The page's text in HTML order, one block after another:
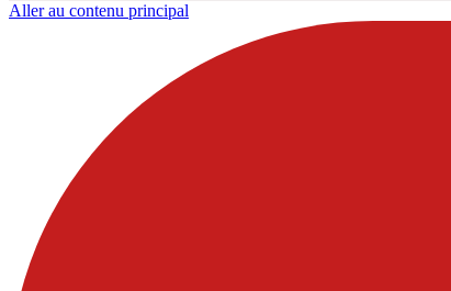
Aller au contenu principal